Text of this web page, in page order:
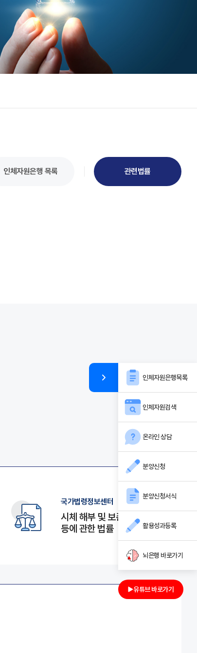
인체자원은행 목록 관련법률
국가법령정보센터
시체 해부 및 보존
등에 관한 법률
인체자원은행목록
인체자원검색
온라인 상담
분양신청
분양신청서식
활용성과등록
뇌은행 바로가기
유튜브 바로가기